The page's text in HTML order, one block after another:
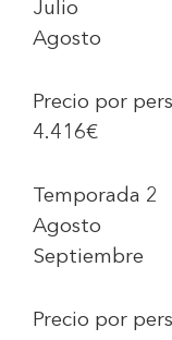
Julio
Agosto
Precio por
4.416€
Temporada 2
Agosto
Precio por